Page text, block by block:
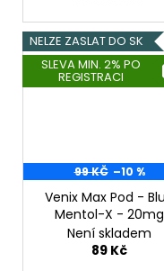
NELZE ZASLAT DO SK
SLEVA MIN. 2% PO
REGISTRACI
99 KČ –10 %
Venix Max Pod -
Mentol-X - 20mg
Není skladem
89 Kč